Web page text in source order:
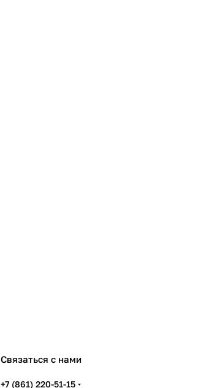
Связаться с нами
+7 (861) 220-51-15